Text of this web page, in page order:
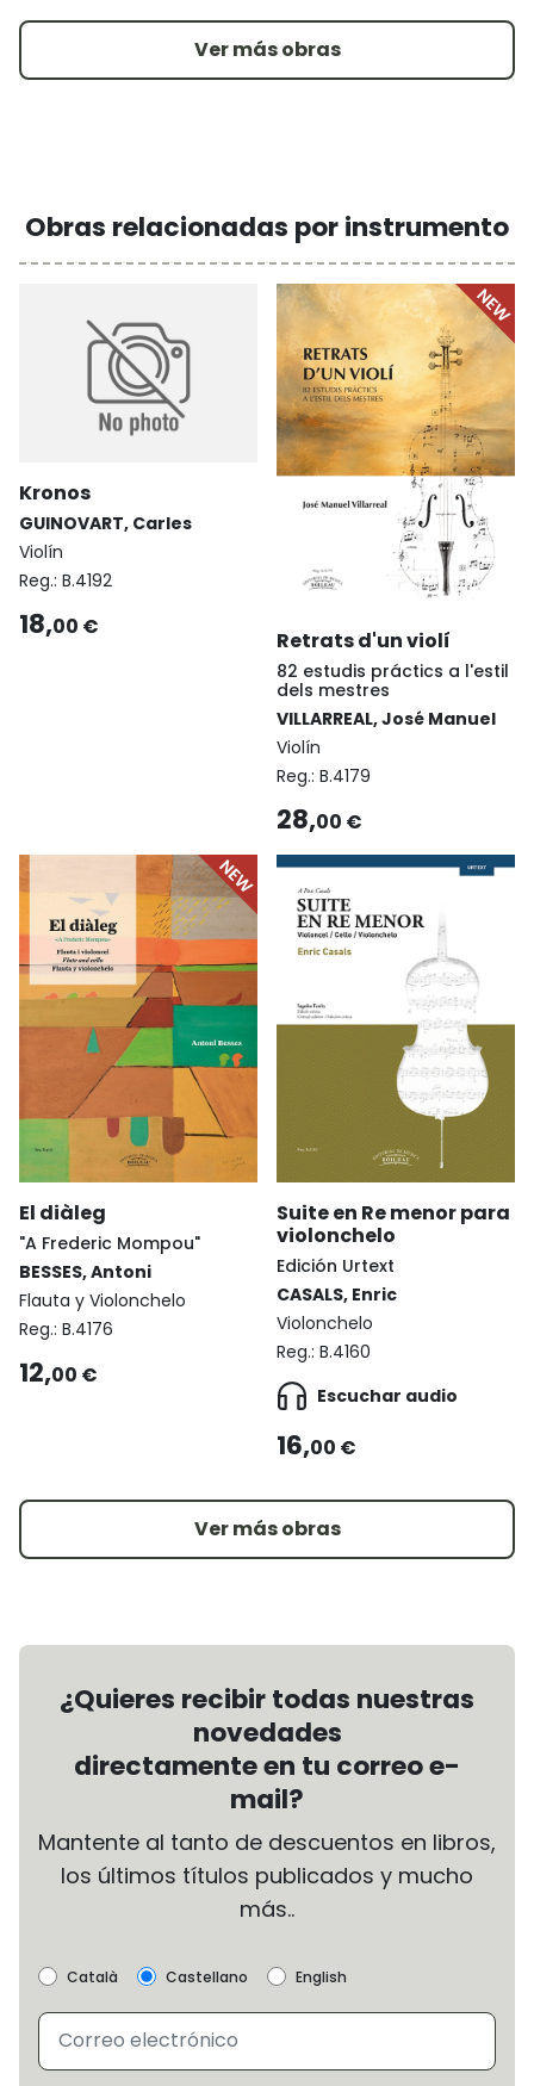
Ver más obras
Obras relacionadas por instrumento
Kronos
GUINOVART, Carles
Violín
Reg.: B.4192
18,00 €
Retrats d'un violí
82 estudis práctics a l'estil
dels mestres
VILLARREAL, José Manuel
Violín
Reg.: B.4179
28,00 €
El diàleg
"A Frederic Mompou"
BESSES, Antoni
Flauta y Violonchelo
Reg.: B.4176
12,00 €
Suite en Re menor para
violonchelo
Edición Urtext
CASALS, Enric
Violonchelo
Reg.: B.4160
Escuchar audio
16,00 €
Ver más obras
¿Quieres recibir todas nuestras
novedades
directamente en tu correo e-
mail?
Mantente al tanto de descuentos en libros,
los últimos títulos publicados y mucho
más..
Català Castellano English